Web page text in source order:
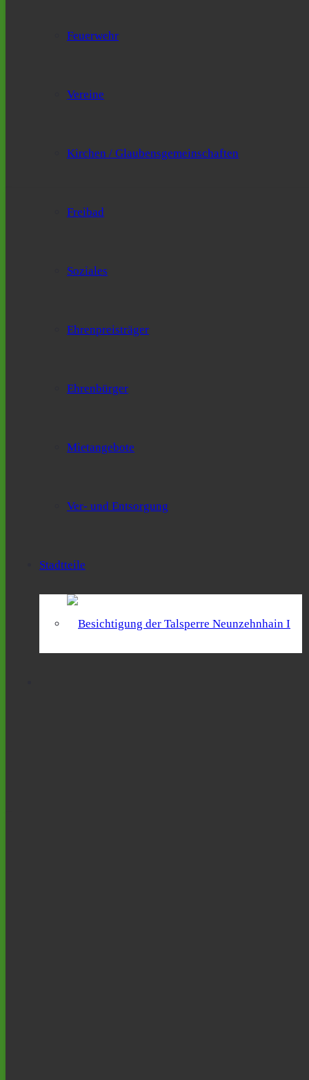
Feuerwehr
Vereine
Kirchen / Glaubensgemeinschaften
Freibad
Soziales
Ehrenpreisträger
Ehrenbürger
Mietangebote
Ver- und Entsorgung
Stadtteile